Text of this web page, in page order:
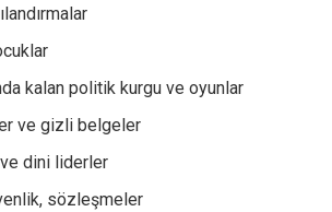
kalan politik kurgu ve oyunlar
ve gizli belgeler
dini liderler
sözleşmeler